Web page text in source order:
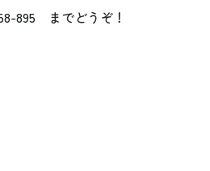
895 までどうぞ！